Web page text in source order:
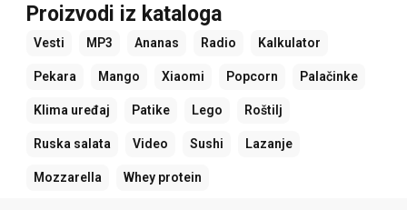
Proizvodi iz kataloga
Vesti MP3 Ananas Radio Kalkulator
Pekara Mango Xiaomi Popcorn Palačinke
Klima uređaj Patike Lego Roštilj
Ruska salata Video Sushi Lazanje
Mozzarella Whey protein